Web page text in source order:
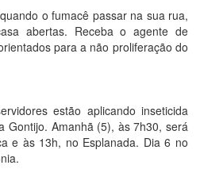
quando o fumacê passar na sua rua,
abertas. Receba o agente de
para a não proliferação do
estão aplicando inseticida
Gontijo. Amanhã (5), às 7h30, será
e às 13h, no Esplanada. Dia 6 no